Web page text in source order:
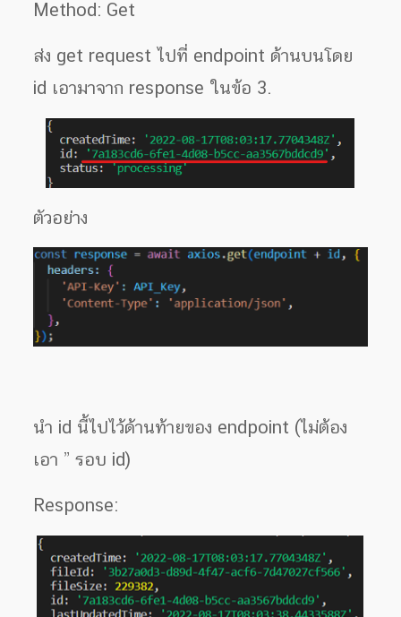
Method: Get
ส่ง get request ไปที่ endpoint ด้านบนโดย
id เอามาจาก response ในข้อ 3.
ตัวอย่าง
นำ id นี้ไปไว้ด้านท้ายของ endpoint (ไม่ต้อง
เอา ” รอบ id)
Response: